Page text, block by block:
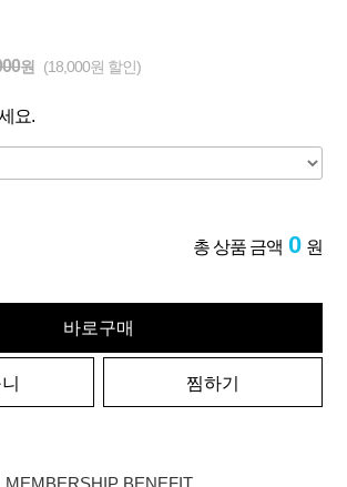
원 (18,000원 할인)
요.
총 상품 금액 0 원
바로구매
찜하기
MEMBERSHIP BENEFIT